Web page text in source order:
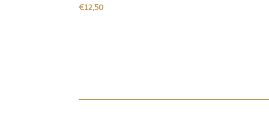
€12,50